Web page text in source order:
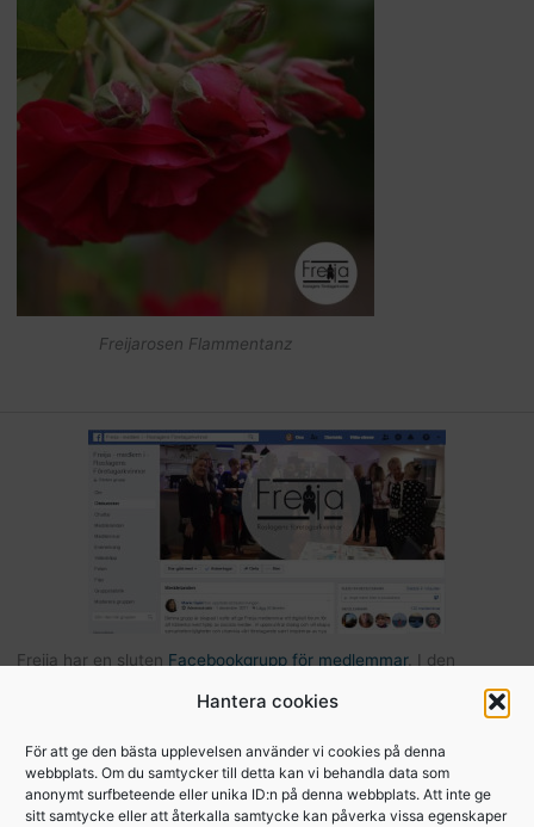
Hantera cookies
För att ge den bästa upplevelsen använder vi cookies på denna
webbplats. Om du samtycker till detta kan vi behandla data som
anonymt surfbeteende eller unika ID:n på denna webbplats. Att inte ge
sitt samtycke eller att återkalla samtycke kan påverka vissa egenskaper
Freijarosen Flammentanz
Freija har en sluten Facebookgrupp för medlemmar. I den
gruppen kan du som är medlem kommunicera med andra Freijor,
ställa frågor, tipsa varandra etc… Här hittar du också bilder och
filer från Freijaträffar. Om du är Freija och finns på Facebook –
begär att få bli medlem.